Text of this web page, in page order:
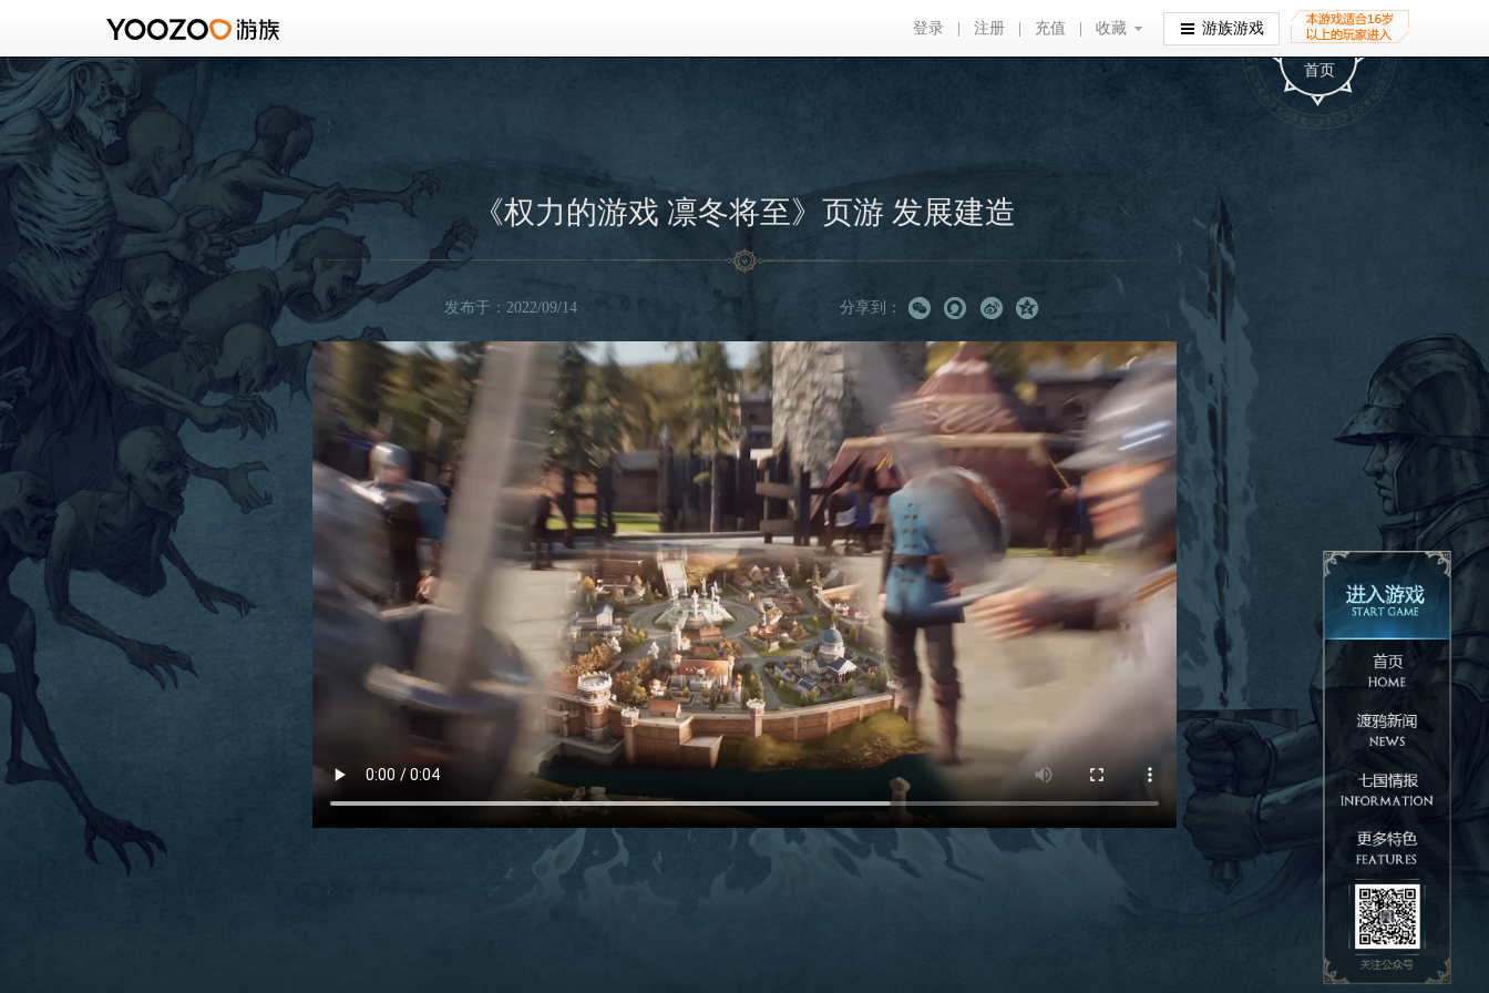
登录 注册 充值 收藏
收藏 游族游戏
首页
《权力的游戏 凛冬将至》页游 发展建造
发布于：2022/09/14 分享到：